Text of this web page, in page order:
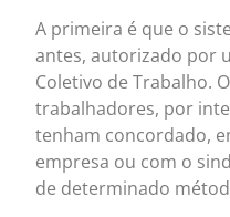
A primeira é que o
antes, autorizado por
Coletivo de Trabalho.
trabalhadores, por
tenham concordado,
empresa ou com o
de determinado